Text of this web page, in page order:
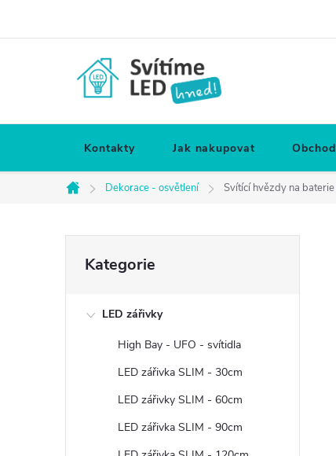
Kontakty Jak nakupovat
Domů
Dekorace - osvětlení Svítící hvězdy na
kategorie
Kategorie
LED zářivky
High Bay - UFO - svítidla
LED zářivka SLIM - 30cm
LED zářivky SLIM - 60cm
LED zářivka SLIM - 90cm